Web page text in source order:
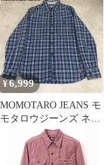
日本製
¥6,999
MOMOTARO JEANS モ
モタロウジーンズ ネル
シャツ マチ付き 刺繍